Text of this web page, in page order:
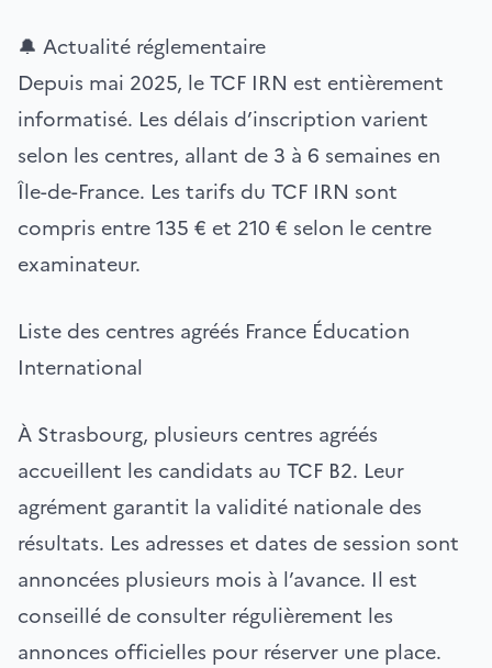
🔔 Actualité réglementaire
Depuis mai 2025, le TCF IRN est entièrement
informatisé. Les délais d’inscription varient
selon les centres, allant de 3 à 6 semaines en
Île-de-France. Les tarifs du TCF IRN sont
compris entre 135 € et 210 € selon le centre
examinateur.
Liste des centres agréés France Éducation
International
À Strasbourg, plusieurs centres agréés
accueillent les candidats au TCF B2. Leur
agrément garantit la validité nationale des
résultats. Les adresses et dates de session sont
annoncées plusieurs mois à l’avance. Il est
conseillé de consulter régulièrement les
annonces officielles pour réserver une place.